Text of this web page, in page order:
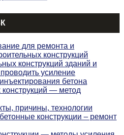
для ремонта и
конструкций
конструкций зданий и
усиление
бетона
— метод
причины, технологии
конструкции – ремонт